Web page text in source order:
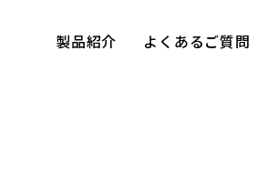
製品紹介 よくあるご質問